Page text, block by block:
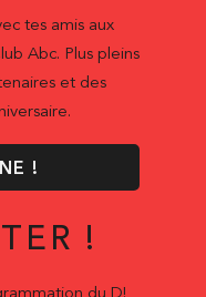
tes amis aux
Abc. Plus pleins
et des
!
!